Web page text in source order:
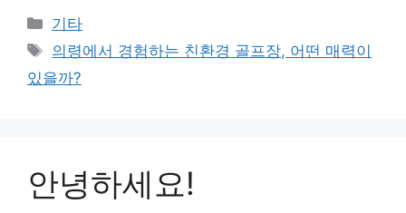
Categories
기타
Tags
의령에서 경험하는 친환경 골프장, 어떤 매력이
있을까?
안녕하세요!